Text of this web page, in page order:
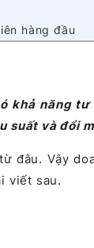
hàng đầu
khả năng
suất và đổi
đâu. Vậy
viết sau.